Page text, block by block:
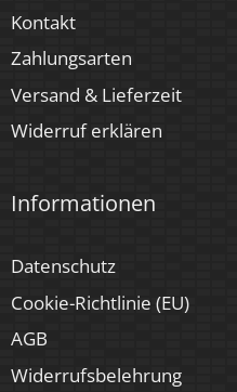
Kontakt
Zahlungsarten
Versand & Lieferzeit
Widerruf erklären
Informationen
Datenschutz
Cookie-Richtlinie (EU)
AGB
Widerrufsbelehrung